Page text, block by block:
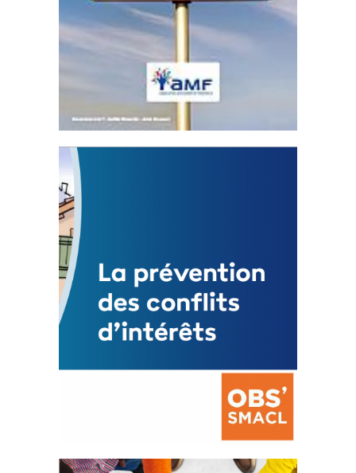
Statut de l’élu local
3 avril 2024
Mise à jour avril 2024
FEUILLETER
La prévention des conflits